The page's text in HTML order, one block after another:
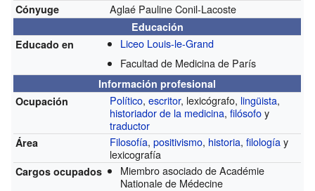
Cónyuge Aglaé Pauline Conil-Lacoste
Educación
Educado en
Liceo Louis-le-Grand
Facultad de Medicina de París
Información profesional
Ocupación
Político,escritor, lexicógrafo, lingüista,
historiador de la medicina,filósofoy
traductor
Área Filosofía,positivismo, historia,filologíay
lexicografía
Cargos ocupados
Miembro asociado de Académie
Nationale de Médecine